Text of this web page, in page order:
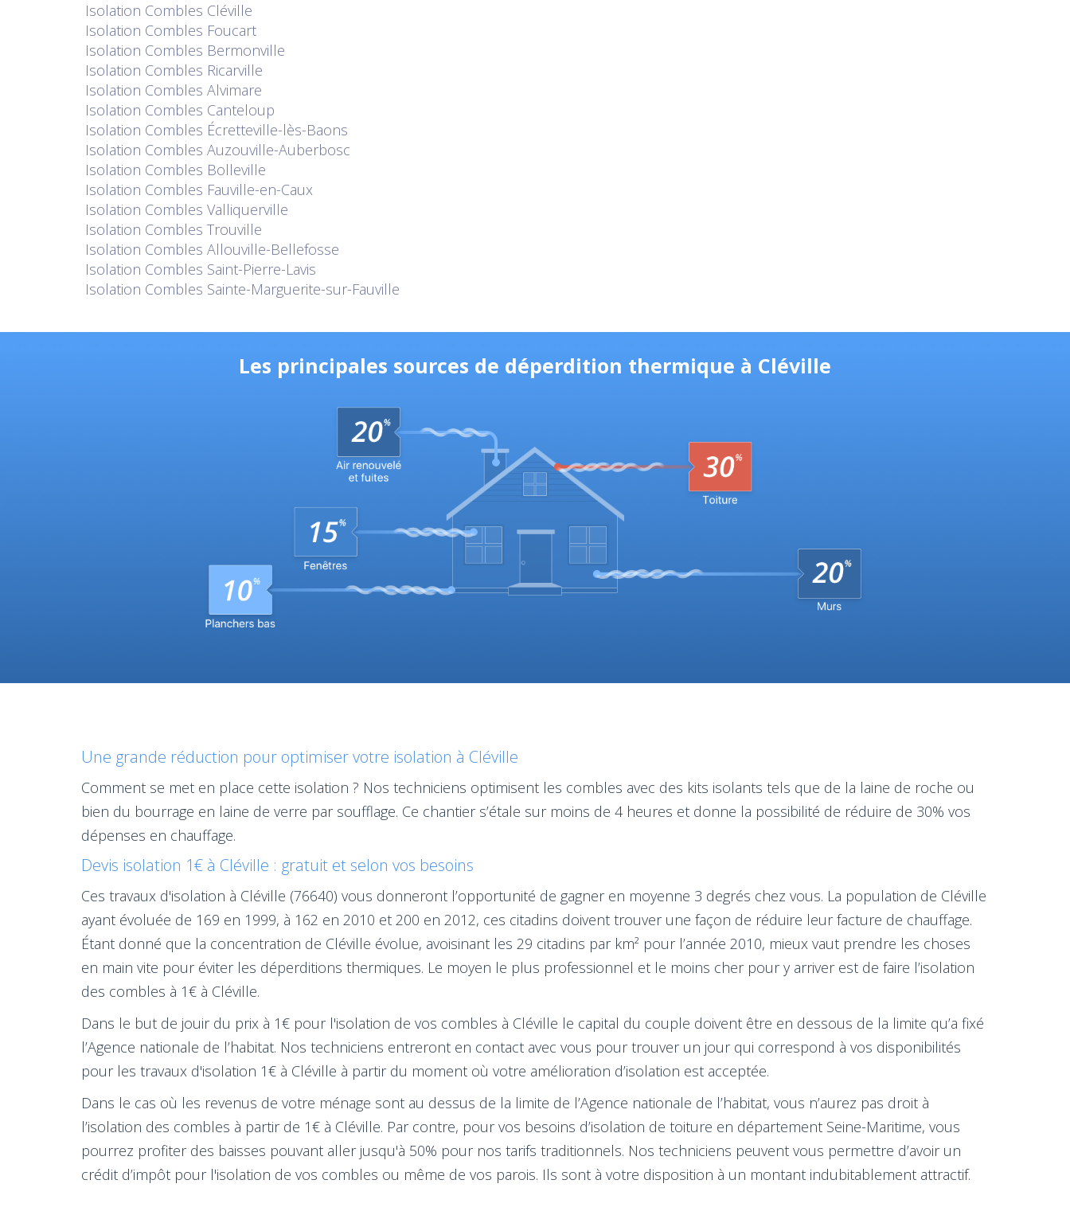
Isolation Combles Cléville
Isolation Combles Foucart
Isolation Combles Bermonville
Isolation Combles Ricarville
Isolation Combles Alvimare
Isolation Combles Canteloup
Isolation Combles Écretteville-lès-Baons
Isolation Combles Auzouville-Auberbosc
Isolation Combles Bolleville
Isolation Combles Fauville-en-Caux
Isolation Combles Valliquerville
Isolation Combles Trouville
Isolation Combles Allouville-Bellefosse
Isolation Combles Saint-Pierre-Lavis
Isolation Combles Sainte-Marguerite-sur-Fauville
Les principales sources de déperdition thermique à Cléville
Une grande réduction pour optimiser votre isolation à Cléville
Comment se met en place cette isolation ? Nos techniciens optimisent les combles avec des kits isolants tels que de la laine de roche ou
bien du bourrage en laine de verre par soufflage. Ce chantier s’étale sur moins de 4 heures et donne la possibilité de réduire de 30% vos
dépenses en chauffage.
Devis isolation 1€ à Cléville : gratuit et selon vos besoins
Ces travaux d'isolation à Cléville (76640) vous donneront l’opportunité de gagner en moyenne 3 degrés chez vous. La population de Cléville
ayant évoluée de 169 en 1999, à 162 en 2010 et 200 en 2012, ces citadins doivent trouver une façon de réduire leur facture de chauffage.
Étant donné que la concentration de Cléville évolue, avoisinant les 29 citadins par km² pour l’année 2010, mieux vaut prendre les choses
en main vite pour éviter les déperditions thermiques. Le moyen le plus professionnel et le moins cher pour y arriver est de faire l’isolation
des combles à 1€ à Cléville.
Dans le but de jouir du prix à 1€ pour l'isolation de vos combles à Cléville le capital du couple doivent être en dessous de la limite qu’a fixé
l’Agence nationale de l’habitat. Nos techniciens entreront en contact avec vous pour trouver un jour qui correspond à vos disponibilités
pour les travaux d'isolation 1€ à Cléville à partir du moment où votre amélioration d’isolation est acceptée.
Dans le cas où les revenus de votre ménage sont au dessus de la limite de l’Agence nationale de l’habitat, vous n’aurez pas droit à
l’isolation des combles à partir de 1€ à Cléville. Par contre, pour vos besoins d’isolation de toiture en département Seine-Maritime, vous
pourrez profiter des baisses pouvant aller jusqu'à 50% pour nos tarifs traditionnels. Nos techniciens peuvent vous permettre d’avoir un
crédit d’impôt pour l'isolation de vos combles ou même de vos parois. Ils sont à votre disposition à un montant indubitablement attractif.